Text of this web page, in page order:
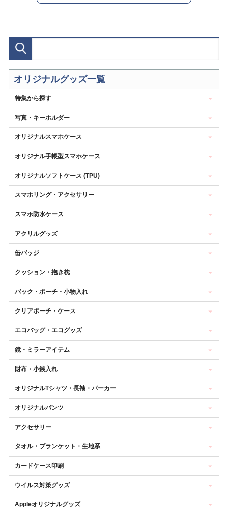
オリジナルグッズ一覧
特集から探す
写真・キーホルダー
オリジナルスマホケース
オリジナル手帳型スマホケース
オリジナルソフトケース (TPU)
スマホリング・アクセサリー
スマホ防水ケース
アクリルグッズ
缶バッジ
クッション・抱き枕
バック・ポーチ・小物入れ
クリアポーチ・ケース
エコバッグ・エコグッズ
鏡・ミラーアイテム
財布・小銭入れ
オリジナルTシャツ・長袖・パーカー
オリジナルパンツ
アクセサリー
タオル・ブランケット・生地系
カードケース印刷
ウイルス対策グッズ
Appleオリジナルグッズ